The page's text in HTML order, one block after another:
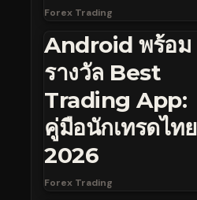
Forex Trading
Android พร้อม
รางวัล Best
Trading App:
คู่มือนักเทรดไทย
2026
Forex Trading